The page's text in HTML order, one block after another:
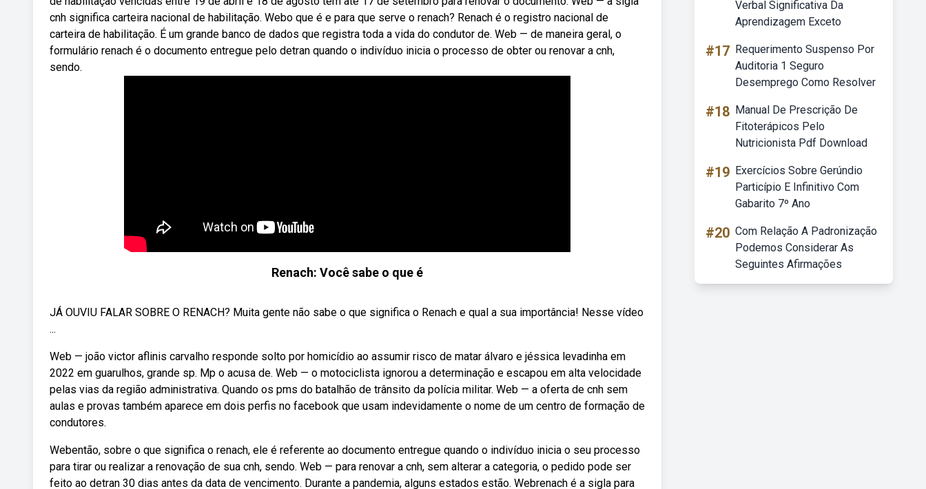
cnh significa carteira nacional de habilitação. Webo que é e para que serve o renach? Renach é o registro nacional de
carteira de habilitação. É um grande banco de dados que registra toda a vida do condutor de. Web — de maneira geral, o
formulário renach é o documento entregue pelo detran quando o indivíduo inicia o processo de obter ou renovar a cnh,
sendo.
Renach: Você sabe o que é
JÁ OUVIU FALAR SOBRE O RENACH? Muita gente não sabe o que significa o Renach e qual a sua importância! Nesse vídeo
...
Web — joão victor aflinis carvalho responde solto por homicídio ao assumir risco de matar álvaro e jéssica levadinha em
2022 em guarulhos, grande sp. Mp o acusa de. Web — o motociclista ignorou a determinação e escapou em alta velocidade
pelas vias da região administrativa. Quando os pms do batalhão de trânsito da polícia militar. Web — a oferta de cnh sem
aulas e provas também aparece em dois perfis no facebook que usam indevidamente o nome de um centro de formação de
condutores.
Webentão, sobre o que significa o renach, ele é referente ao documento entregue quando o indivíduo inicia o seu processo
para tirar ou realizar a renovação de sua cnh, sendo. Web — para renovar a cnh, sem alterar a categoria, o pedido pode ser
feito ao detran 30 dias antes da data de vencimento. Durante a pandemia, alguns estados estão. Webrenach é a sigla para
Verbal Significativa Da
Aprendizagem Exceto
#17 Requerimento Suspenso Por
Auditoria 1 Seguro
Desemprego Como Resolver
#18 Manual De Prescrição De
Fitoterápicos Pelo
Nutricionista Pdf Download
#19 Exercícios Sobre Gerúndio
Particípio E Infinitivo Com
Gabarito 7º Ano
#20 Com Relação A Padronização
Podemos Considerar As
Seguintes Afirmações